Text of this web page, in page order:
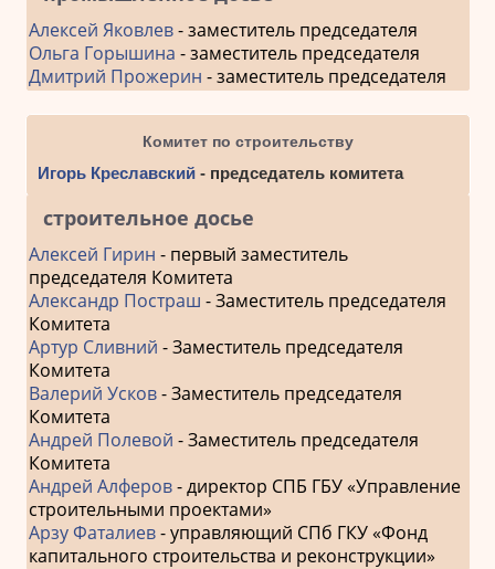
Алексей Яковлев- заместитель председателя
Ольга Горышина - заместитель председателя
Дмитрий Прожерин - заместитель председателя
Комитет по строительству
Игорь Креславский - председатель комитета
строительное досье
Алексей Гирин - первый заместитель
председателя Комитета
Александр Постраш - Заместитель председателя
Комитета
Артур Сливний - Заместитель председателя
Комитета
Валерий Усков- Заместитель председателя
Комитета
Андрей Полевой - Заместитель председателя
Комитета
Андрей Алферов- директор СПБ ГБУ «Управление
строительными проектами»
Арзу Фаталиев- управляющий СПб ГКУ «Фонд
капитального строительства и реконструкции»